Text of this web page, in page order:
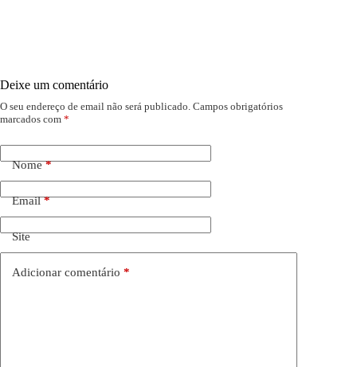
Deixe um comentário
O seu endereço de email não será publicado. Campos obrigatórios
marcados com *
Nome*
Email*
Site
Adicionar comentário *